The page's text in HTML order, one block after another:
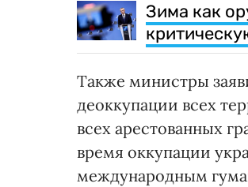
Зима как
Также министры
деоккупации всех
всех арестованных
время оккупации
международным